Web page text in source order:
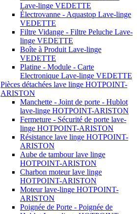
Lave-linge VEDETTE
Électrovanne - Aquastop Lave-linge
VEDETTE
Filtre Vidange - Filtre Peluche Lave-
linge VEDETTE
Boîte à Produit Lave-linge
VEDETTE
Platine - Module - Carte
Electronique Lave-linge VEDETTE
Pièces détachées lave linge HOTPOINT-
ARISTON
Manchette - Joint de porte - Hublot
lave-linge HOTPOINT-ARISTON
Fermeture - Sécurité de porte lave-
linge HOTPOINT-ARISTON
Résistance lave linge HOTPOINT-
ARISTON
Aube de tambour lave linge
HOTPOINT-ARISTON
Charbon moteur lave linge
HOTPOINT-ARISTON
Moteur lave-linge HOTPOINT-
ARISTON
Poignée de Porte - Poignée de